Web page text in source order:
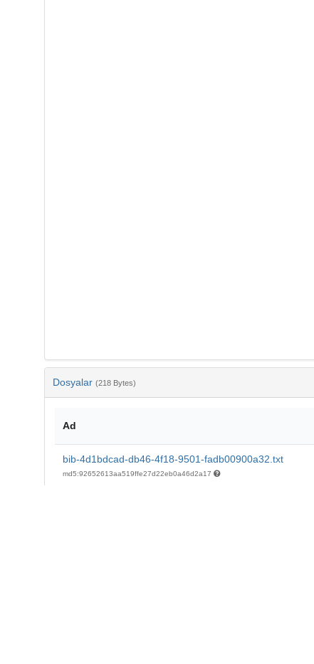
Dosyalar (218 Bytes)
Ad
bib-4d1bdcad-db46-4f18-9501-fadb00900a32.txt
md5:92652613aa519ffe27d22eb0a46d2a17